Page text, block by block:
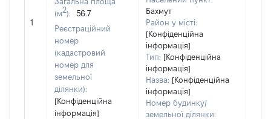
1
(м2):
56.7
Реєстраційний
номер
(кадастровий
номер для
земельної
ділянки):
[Конфіденційна
інформація]
Бахмут
Район у місті:
[Конфіденційна
інформація]
Тип: [Конфіденційна
інформація]
Назва: [Конфіденційна
інформація]
Номер будинку/
земельної ділянки: